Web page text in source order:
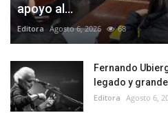
apoyo al...
Editora Agosto 6, 2026 68
Fernando
legado y
Editora Agosto 6,